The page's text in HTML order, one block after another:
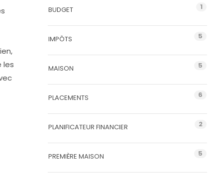
les
BUDGET 1
IMPÔTS 5
MAISON 5
PLACEMENTS 6
PLANIFICATEUR FINANCIER 2
PREMIÈRE MAISON 5